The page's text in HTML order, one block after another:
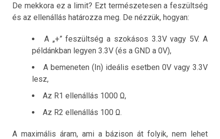
De mekkora ez a limit? Ezt természetesen a feszültség
és az ellenállás határozza meg. De nézzük, hogyan:
A „+” feszültség a szokásos 3.3V vagy 5V. A
példánkban legyen 3.3V (és a GND a 0V),
A bemeneten (In) ideális esetben 0V vagy 3.3V
lesz,
Az R1 ellenállás 1000 Ω,
Az R2 ellenállás 100 Ω.
A maximális áram, ami a bázison át folyik, nem lehet